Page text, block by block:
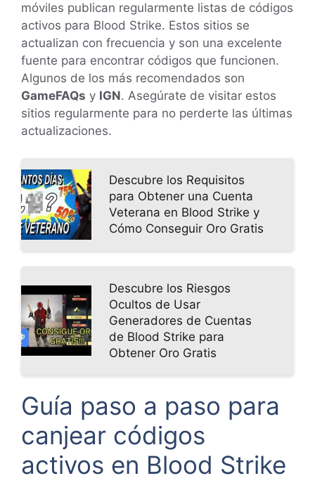
móviles publican regularmente listas de códigos
activos para Blood Strike. Estos sitios se
actualizan con frecuencia y son una excelente
fuente para encontrar códigos que funcionen.
Algunos de los más recomendados son
GameFAQs y IGN. Asegúrate de visitar estos
sitios regularmente para no perderte las últimas
actualizaciones.
Descubre los Requisitos
para Obtener una Cuenta
Veterana en Blood Strike y
Cómo Conseguir Oro Gratis
Descubre los Riesgos
Ocultos de Usar
Generadores de Cuentas
de Blood Strike para
Obtener Oro Gratis
Guía paso a paso para
canjear códigos
activos en Blood Strike